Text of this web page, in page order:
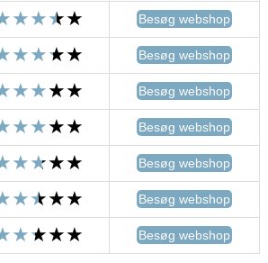
Besøg webshop
Besøg webshop
Besøg webshop
Besøg webshop
Besøg webshop
Besøg webshop
Besøg webshop